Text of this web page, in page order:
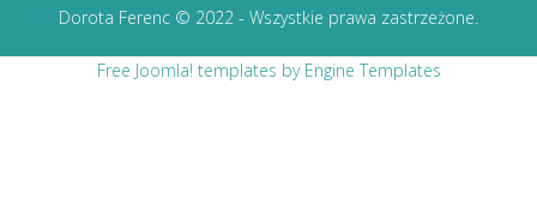
Dorota Ferenc © 2022 - Wszystkie prawa zastrzeżone.
Free Joomla! templates by Engine Templates